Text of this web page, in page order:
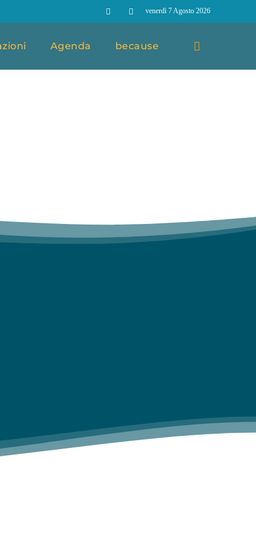
venerdì 7 Agosto 2026
Agenda because